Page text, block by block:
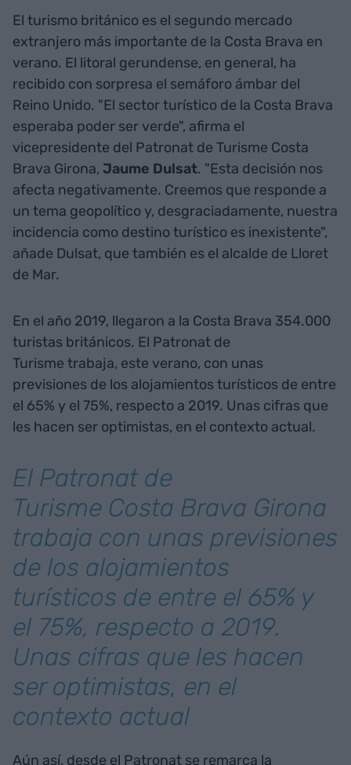
El turismo británico es el segundo mercado
extranjero más importante de la Costa Brava en
verano. El litoral gerundense, en general, ha
recibido con sorpresa el semáforo ámbar del
Reino Unido. "El sector turístico de la Costa Brava
esperaba poder ser verde", afirma el
vicepresidente del Patronat de Turisme Costa
Brava Girona, Jaume Dulsat. "Esta decisión nos
afecta negativamente. Creemos que responde a
un tema geopolítico y, desgraciadamente, nuestra
incidencia como destino turístico es inexistente",
añade Dulsat, que también es el alcalde de Lloret
de Mar.
En el año 2019, llegaron a la Costa Brava 354.000
turistas británicos. El Patronat de
Turisme trabaja, este verano, con unas
previsiones de los alojamientos turísticos de entre
el 65% y el 75%, respecto a 2019. Unas cifras que
les hacen ser optimistas, en el contexto actual.
El Patronat de
Turisme Costa Brava Girona
trabaja con unas previsiones
de los alojamientos
turísticos de entre el 65% y
el 75%, respecto a 2019.
Unas cifras que les hacen
ser optimistas, en el
contexto actual
Aún así, desde el Patronat se remarca la